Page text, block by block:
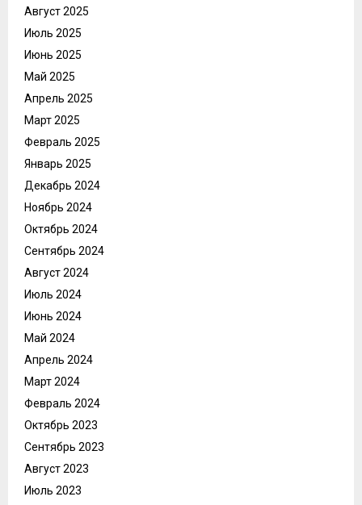
Август 2025
Июль 2025
Июнь 2025
Май 2025
Апрель 2025
Март 2025
Февраль 2025
Январь 2025
Декабрь 2024
Ноябрь 2024
Октябрь 2024
Сентябрь 2024
Август 2024
Июль 2024
Июнь 2024
Май 2024
Апрель 2024
Март 2024
Февраль 2024
Октябрь 2023
Сентябрь 2023
Август 2023
Июль 2023